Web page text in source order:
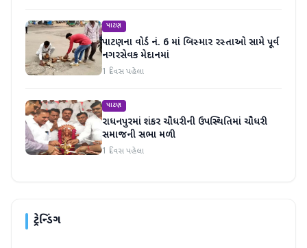
પાટણ
પાટણના વોર્ડ નં. 6 માં બિસ્માર રસ્તાઓ સામે પૂર્વ
નગરસેવક મેદાનમાં
1 દિવસ પહેલા
પાટણ
રાધનપુરમાં શંકર ચૌધરીની ઉપસ્થિતિમાં ચૌધરી
સમાજની સભા મળી
1 દિવસ પહેલા
ટ્રેન્ડિંગ